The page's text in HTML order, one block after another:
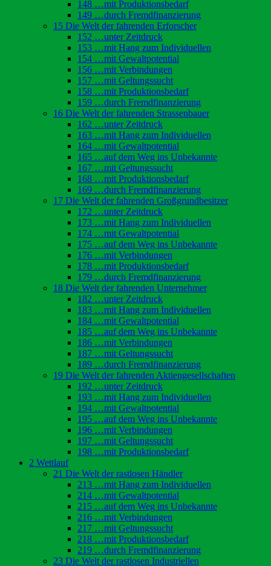
148 …mit Produktionsbedarf
149 …durch Fremdfinanzierung
15 Die Welt der fahrenden Erforscher
152 …unter Zeitdruck
153 …mit Hang zum Individuellen
154 …mit Gewaltpotential
156 …mit Verbindungen
157 …mit Geltungssucht
158 …mit Produktionsbedarf
159 …durch Fremdfinanzierung
16 Die Welt der fahrenden Strassenbauer
162 …unter Zeitdruck
163 …mit Hang zum Individuellen
164 …mit Gewaltpotential
165 …auf dem Weg ins Unbekannte
167 …mit Geltungssucht
168 …mit Produktionsbedarf
169 …durch Fremdfinanzierung
17 Die Welt der fahrenden Großgrundbesitzer
172 …unter Zeitdruck
173 …mit Hang zum Individuellen
174 …mit Gewaltpotential
175 …auf dem Weg ins Unbekannte
176 …mit Verbindungen
178 …mit Produktionsbedarf
179 …durch Fremdfinanzierung
18 Die Welt der fahrenden Unternehmer
182 …unter Zeitdruck
183 …mit Hang zum Individuellen
184 …mit Gewaltpotential
185 …auf dem Weg ins Unbekannte
186 …mit Verbindungen
187 …mit Geltungssucht
189 …durch Fremdfinanzierung
19 Die Welt der fahrenden Aktiengesellschaften
192 …unter Zeitdruck
193 …mit Hang zum Individuellen
194 …mit Gewaltpotential
195 …auf dem Weg ins Unbekannte
196 …mit Verbindungen
197 …mit Geltungssucht
198 …mit Produktionsbedarf
2 Wettlauf
21 Die Welt der rastlosen Händler
213 …mit Hang zum Individuellen
214 …mit Gewaltpotential
215 …auf dem Weg ins Unbekannte
216 …mit Verbindungen
217 …mit Geltungssucht
218 …mit Produktionsbedarf
219 …durch Fremdfinanzierung
23 Die Welt der rastlosen Industriellen